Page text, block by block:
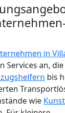
in
Services an,
bis
wie